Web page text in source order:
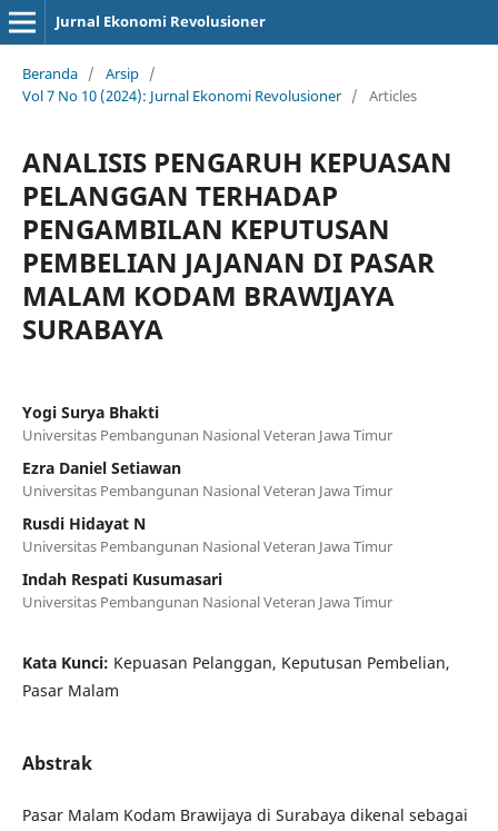
Jurnal Ekonomi Revolusioner
Beranda / Arsip /
Vol 7 No 10 (2024): Jurnal Ekonomi Revolusioner / Articles
ANALISIS PENGARUH KEPUASAN
PELANGGAN TERHADAP
PENGAMBILAN KEPUTUSAN
PEMBELIAN JAJANAN DI PASAR
MALAM KODAM BRAWIJAYA
SURABAYA
Yogi Surya Bhakti
Universitas Pembangunan Nasional Veteran Jawa Timur
Ezra Daniel Setiawan
Universitas Pembangunan Nasional Veteran Jawa Timur
Rusdi Hidayat N
Universitas Pembangunan Nasional Veteran Jawa Timur
Indah Respati Kusumasari
Universitas Pembangunan Nasional Veteran Jawa Timur
Kata Kunci: Kepuasan Pelanggan, Keputusan Pembelian,
Pasar Malam
Abstrak
Pasar Malam Kodam Brawijaya di Surabaya dikenal sebagai